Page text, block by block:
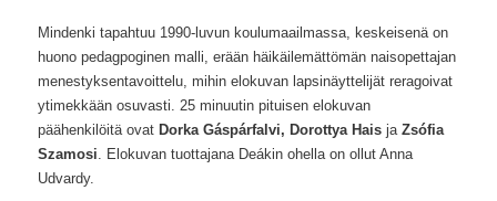
Mindenki tapahtuu 1990-luvun koulumaailmassa, keskeisenä on
huono pedagpoginen malli, erään häikäilemättömän naisopettajan
menestyksentavoittelu, mihin elokuvan lapsinäyttelijät reragoivat
ytimekkään osuvasti. 25 minuutin pituisen elokuvan
päähenkilöitä ovat Dorka Gáspárfalvi, Dorottya Hais ja Zsófia
Szamosi . Elokuvan tuottajana Deákin ohella on ollut Anna
Udvardy.